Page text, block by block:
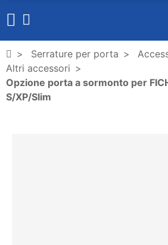
Serrature per porta
Altri accessori
Opzione porta a sormonto per
S/XP/Slim